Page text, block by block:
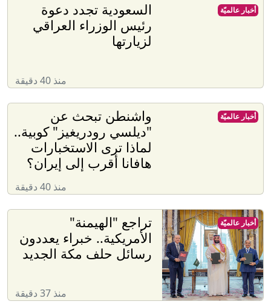
السعودية تجدد دعوة
رئيس الوزراء العراقي
لزيارتها
منذ 40 دقيقة
أخبار عالميّة
واشنطن تبحث عن
"ديلسي رودريغيز" كوبية..
لماذا ترى الاستخبارات
هافانا أقرب إلى إيران؟
منذ 40 دقيقة
أخبار عالميّة
تراجع "الهيمنة"
الأمريكية.. خبراء يعددون
رسائل حلف مكة الجديد
منذ 37 دقيقة
أخبار عالميّة